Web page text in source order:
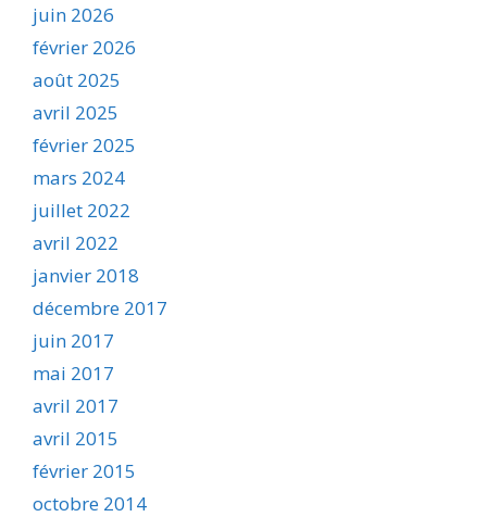
juin 2026
février 2026
août 2025
avril 2025
février 2025
mars 2024
juillet 2022
avril 2022
janvier 2018
décembre 2017
juin 2017
mai 2017
avril 2017
avril 2015
février 2015
octobre 2014